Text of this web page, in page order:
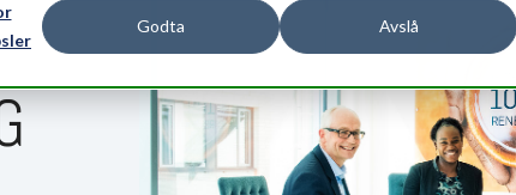
Godta Avslå